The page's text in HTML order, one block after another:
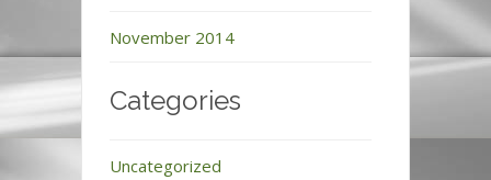
November 2014
Categories
Uncategorized